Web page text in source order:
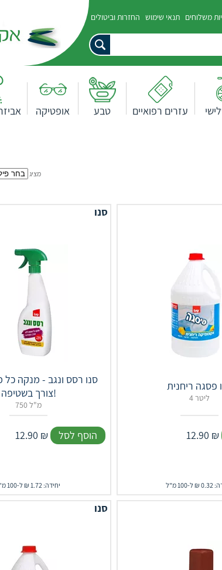
משלוחים תנאי שימוש החזרות וביטולים
עזרים רפואיים טבע אופטיקה
מציג
פסגה ריחנית
4 ליטר
12.90 ₪
100 מ"ל
סנו
סנו רסס ונגב - מנקה
צורך בשטיפה!
750 מ"ל
12.90 ₪ הוסף לסל
יחידה: 1.72 ₪ ל-100 מ"ל
סנו